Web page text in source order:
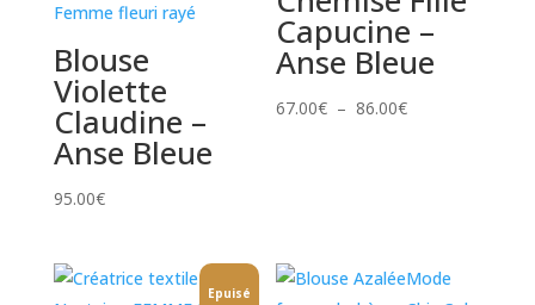
Blouse
Violette
Claudine –
Anse Bleue
95.00€
Capucine –
Anse Bleue
67.00€ – 86.00€Plage
Epuisé